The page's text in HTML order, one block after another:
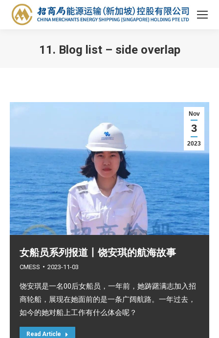
11. Blog list – side overlap
Nov
3
2023
女船员系列报道丨饶安琪的航海故事
CMESS 2023-11-03
饶安琪是一名00后女船员，一年前，她踌躇满志加入招
商轮船，展现在她面前的是一条广阔航路。一年过去，
如今的她对船上工作有什么体会呢？
Read Article